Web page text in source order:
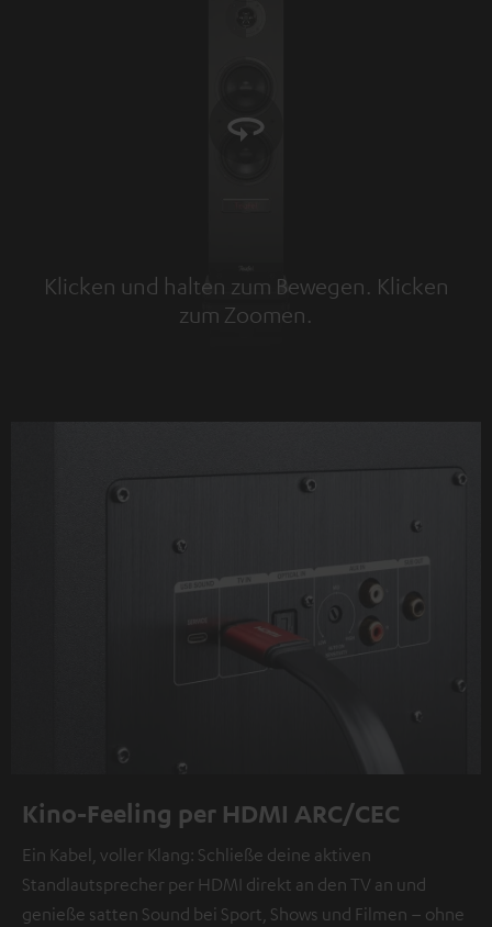
Klicken und halten zum Bewegen. Klicken
zum Zoomen.
Tap to zoom
Kino-Feeling per HDMI ARC/CEC
Ein Kabel, voller Klang: Schließe deine aktiven
Standlautsprecher per HDMI direkt an den TV an und
genieße satten Sound bei Sport, Shows und Filmen – ohne